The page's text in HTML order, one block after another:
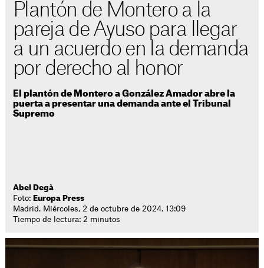
Plantón de Montero a la
pareja de Ayuso para llegar
a un acuerdo en la demanda
por derecho al honor
El plantón de Montero a González Amador abre la
puerta a presentar una demanda ante el Tribunal
Supremo
Abel Degà
Foto: Europa Press
Madrid. Miércoles, 2 de octubre de 2024. 13:09
Tiempo de lectura: 2 minutos